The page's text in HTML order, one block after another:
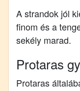
A strandok jól
finom és a
sekély marad.
Protaras
Protaras